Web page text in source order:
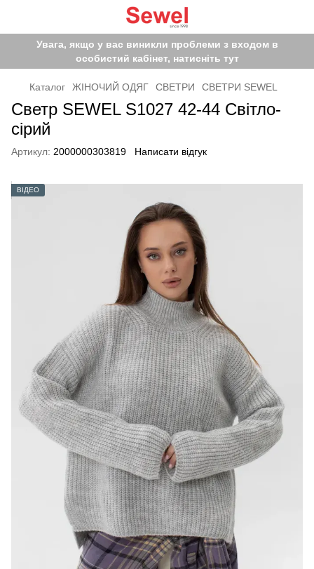
Увага, якщо у вас виникли проблеми з входом в
особистий кабінет, натисніть тут
Каталог ЖІНОЧИЙ ОДЯГ СВЕТРИ СВЕТРИ SEWEL
Светр SEWEL S1027 42-44 Світло-
сірий
Артикул: 2000000303819 Написати відгук
ВІДЕО